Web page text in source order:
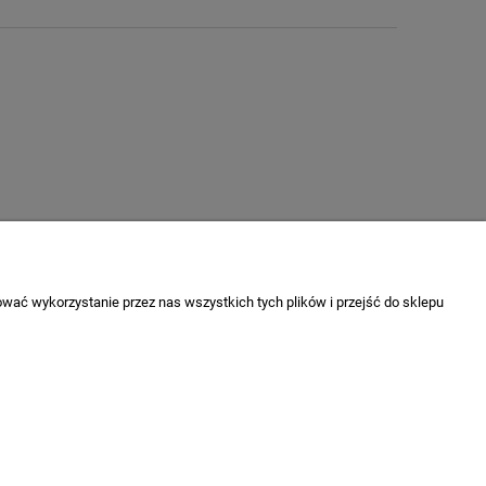
wykorzystanie przez nas wszystkich tych plików i przejść do sklepu